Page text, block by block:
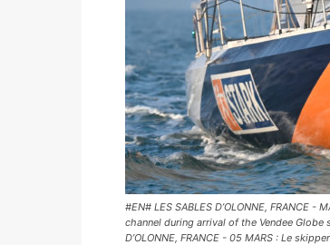
#EN# LES SABLES D’OLONNE, FRANCE
channel during arrival of the Vendee Globe
D’OLONNE, FRANCE - 05 MARS : Le